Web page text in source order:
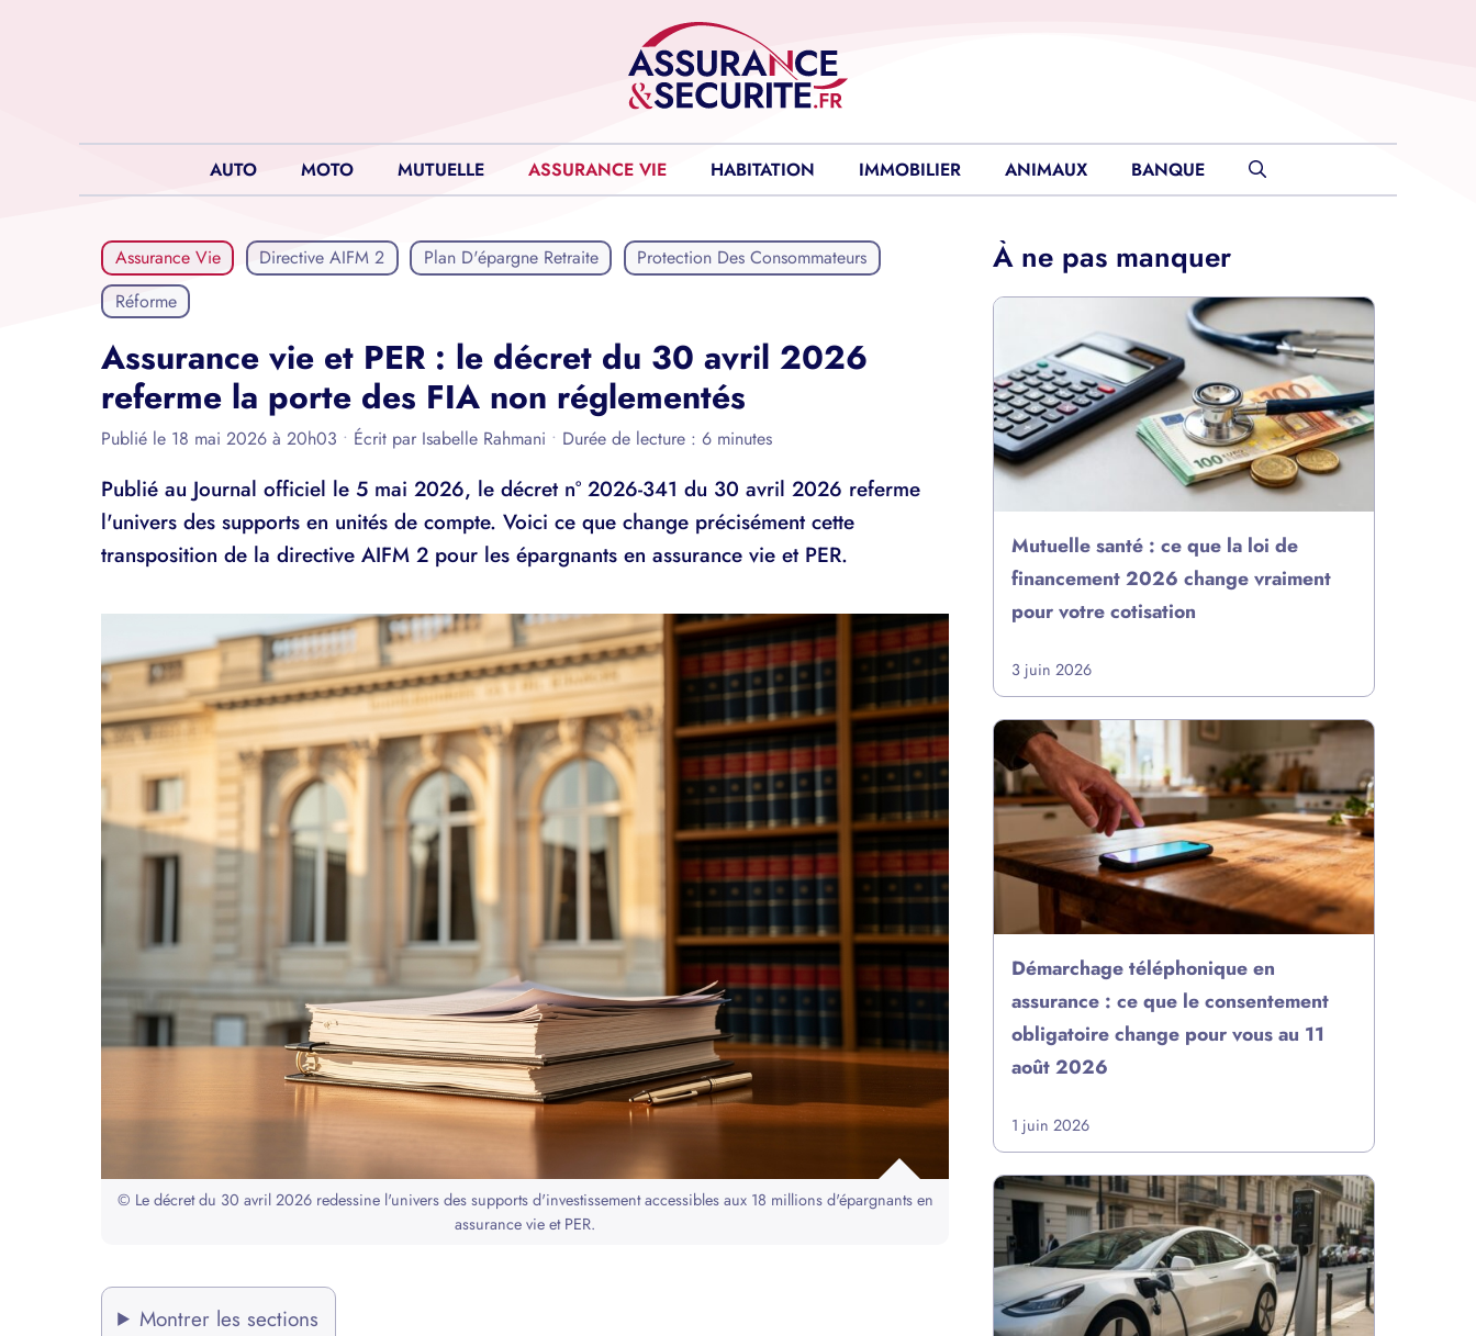
AUTO MOTO MUTUELLE ASSURANCE VIE HABITATION IMMOBILIER ANIMAUX BANQUE
Assurance Vie Directive AIFM 2 Plan D'épargne Retraite
Protection Des Consommateurs
Réforme
Assurance vie et PER : le décret du 30 avril 2026
referme la porte des FIA non réglementés
Publié le 18 mai 2026 à 20h03 • Écrit par Isabelle Rahmani • Durée de lecture : 6 minutes
Publié au Journal officiel le 5 mai 2026, le décret n° 2026-341 du 30 avril 2026 referme
l'univers des supports en unités de compte. Voici ce que change précisément cette
transposition de la directive AIFM 2 pour les épargnants en assurance vie et PER.
© Le décret du 30 avril 2026 redessine l'univers des supports d'investissement accessibles aux 18 millions d'épargnants en
assurance vie et PER.
Montrer les sections
À ne pas manquer
Mutuelle santé : ce que la loi de
financement 2026 change vraiment
pour votre cotisation
3 juin 2026
Démarchage téléphonique en
assurance : ce que le consentement
obligatoire change pour vous au 11
août 2026
1 juin 2026